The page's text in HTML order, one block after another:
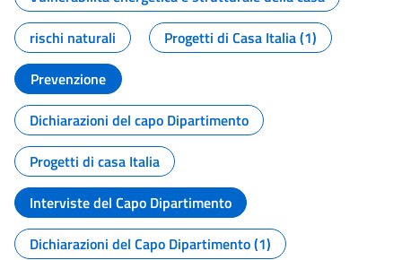
rischi naturali
Progetti di Casa Italia (1)
Prevenzione
Dichiarazioni del capo Dipartimento
Progetti di casa Italia
Interviste del Capo Dipartimento
Dichiarazioni del Capo Dipartimento (1)